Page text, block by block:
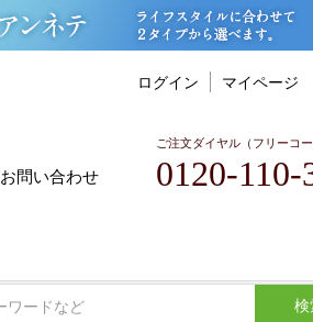
ログイン マイページ
お問い合わせ
ご注文ダイヤル（フリーコー
0120-110-
検